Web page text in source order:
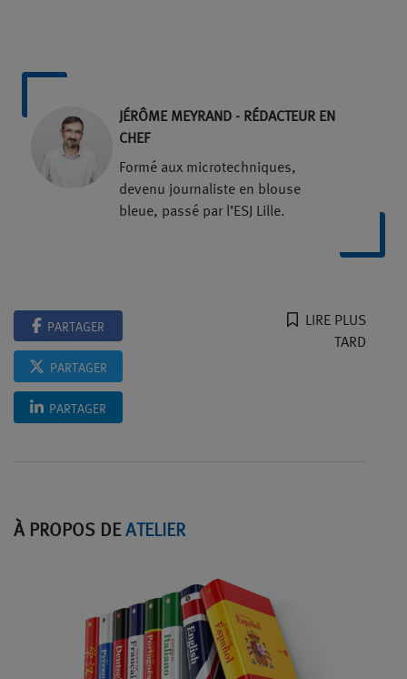
JÉRÔME MEYRAND - RÉDACTEUR EN
CHEF
Formé aux microtechniques,
devenu journaliste en blouse
bleue, passé par l’ESJ Lille.
PARTAGER
PARTAGER
PARTAGER
LIRE PLUS
TARD
À PROPOS DE ATELIER